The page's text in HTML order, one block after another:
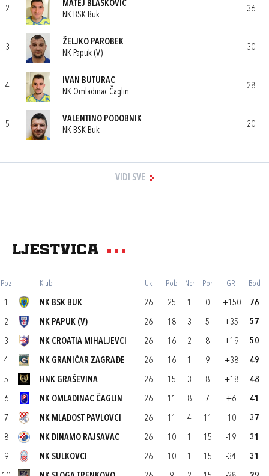
2
MATEJ BLAŠKOVIĆ
NK BSK Buk
36
3
ŽELJKO PAROBEK
NK Papuk (V)
30
4
IVAN BUTURAC
NK Omladinac Čaglin
28
5
VALENTINO PODOBNIK
NK BSK Buk
20
VIDI SVE
Ljestvica
Poz Klub Uk Pob Ner Por GR Bod
1 NK BSK BUK 26 25 1 0 +150 76
2 NK PAPUK (V) 26 18 3 5 +35 57
3 NK CROATIA MIHALJEVCI 26 16 2 8 +19 50
4 NK GRANIČAR ZAGRAĐE 26 16 1 9 +38 49
5 HNK GRAŠEVINA 26 15 3 8 +18 48
6 NK OMLADINAC ČAGLIN 26 11 8 7 +6 41
7 NK MLADOST PAVLOVCI 26 11 4 11 -10 37
8 NK DINAMO RAJSAVAC 26 10 1 15 -19 31
9 NK SULKOVCI 26 10 1 15 -34 31